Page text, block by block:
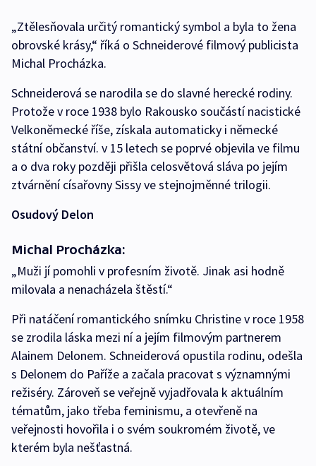
„Ztělesňovala určitý romantický symbol a byla to žena
obrovské krásy,“ říká o Schneiderové filmový publicista
Michal Procházka.
Schneiderová se narodila se do slavné herecké rodiny.
Protože v roce 1938 bylo Rakousko součástí nacistické
Velkoněmecké říše, získala automaticky i německé
státní občanství. v 15 letech se poprvé objevila ve filmu
a o dva roky později přišla celosvětová sláva po jejím
ztvárnění císařovny Sissy ve stejnojměnné trilogii.
Osudový Delon
Michal Procházka:
„Muži jí pomohli v profesním životě. Jinak asi hodně
milovala a nenacházela štěstí.“
Při natáčení romantického snímku Christine v roce 1958
se zrodila láska mezi ní a jejím filmovým partnerem
Alainem Delonem. Schneiderová opustila rodinu, odešla
s Delonem do Paříže a začala pracovat s významnými
režiséry. Zároveň se veřejně vyjadřovala k aktuálním
tématům, jako třeba feminismu, a otevřeně na
veřejnosti hovořila i o svém soukromém životě, ve
kterém byla nešťastná.